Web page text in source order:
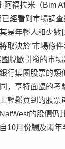
阿福拉米（Bim
已經看到市場調
是年輕人和少數
取決於”市場條件
脫歐引發的市
行集團股票的類
，亨特面臨的考
輕鬆買到的股票
的股價仍
10月份觸及兩